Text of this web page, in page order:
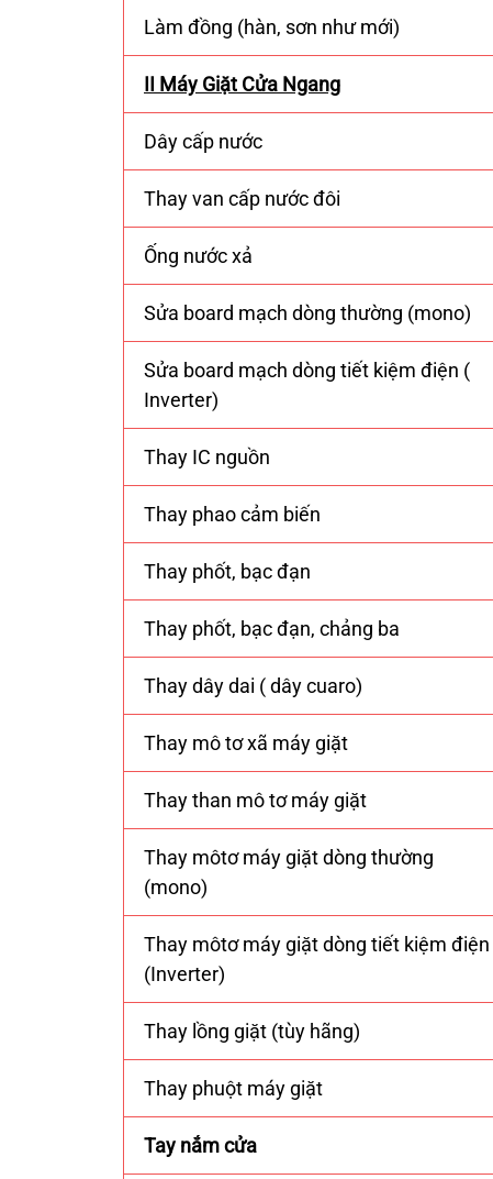
Làm đồng (hàn, sơn như mới)
II Máy Giặt Cửa Ngang
Dây cấp nước
Thay van cấp nước đôi
Ống nước xả
Sửa board mạch dòng thường (mono)
Sửa board mạch dòng tiết kiệm điện (
Inverter)
Thay IC nguồn
Thay phao cảm biến
Thay phốt, bạc đạn
Thay phốt, bạc đạn, chảng ba
Thay dây dai ( dây cuaro)
Thay mô tơ xã máy giặt
Thay than mô tơ máy giặt
Thay môtơ máy giặt dòng thường
(mono)
Thay môtơ máy giặt dòng tiết kiệm điện
(Inverter)
Thay lồng giặt (tùy hãng)
Thay phuột máy giặt
Tay nắm cửa